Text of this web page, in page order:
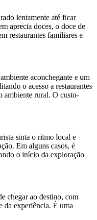
lentamente até ficar
aprecia doces, o doce de
restaurantes familiares e
aconchegante e um
o acesso a restaurantes
ambiente rural. O custo-
sinta o ritmo local e
Em alguns casos, é
o início da exploração
chegar ao destino, com
da experiência. É uma